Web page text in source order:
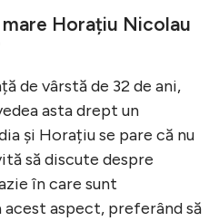
Horațiu Nicolau
de vârstă de 32 de ani,
asta drept un
și Horațiu se pare că nu
să discute despre
în care sunt
aspect, preferând să